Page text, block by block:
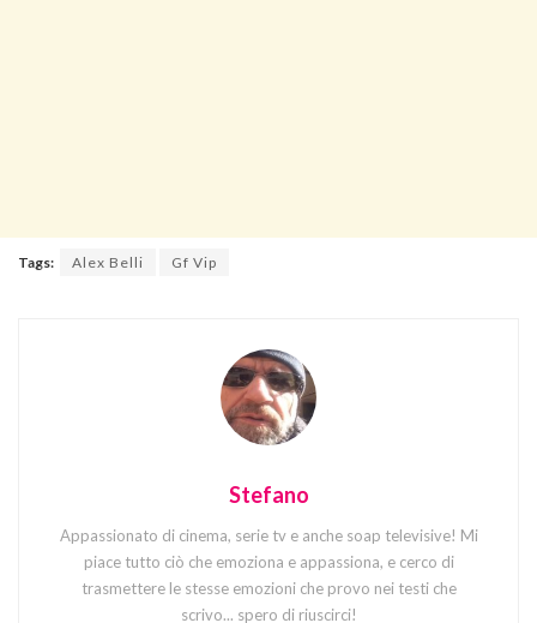
Tags: Alex Belli Gf Vip
Stefano
Appassionato di cinema, serie tv e anche soap televisive! Mi
piace tutto ciò che emoziona e appassiona, e cerco di
trasmettere le stesse emozioni che provo nei testi che
scrivo... spero di riuscirci!